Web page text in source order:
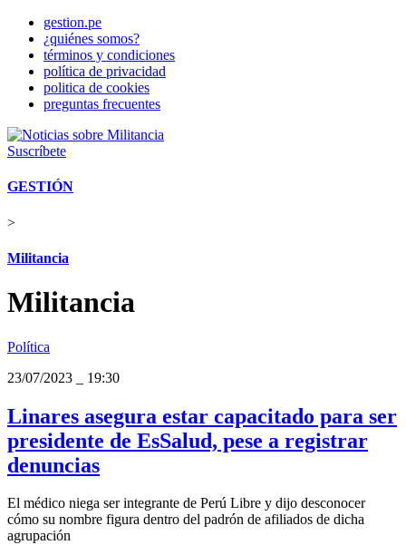
gestion.pe
¿quiénes somos?
términos y condiciones
política de privacidad
politica de cookies
preguntas frecuentes
Suscríbete
GESTIÓN
>
Militancia
Militancia
Política
23/07/2023
19:30
Linares asegura estar capacitado para ser
presidente de EsSalud, pese a registrar
denuncias
El médico niega ser integrante de Perú Libre y dijo desconocer
cómo su nombre figura dentro del padrón de afiliados de dicha
agrupación